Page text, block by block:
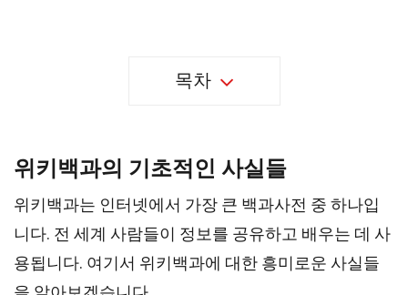
목차
위키백과의 기초적인 사실들
위키백과는 인터넷에서 가장 큰 백과사전 중 하나입
니다. 전 세계 사람들이 정보를 공유하고 배우는 데 사
용됩니다. 여기서 위키백과에 대한 흥미로운 사실들